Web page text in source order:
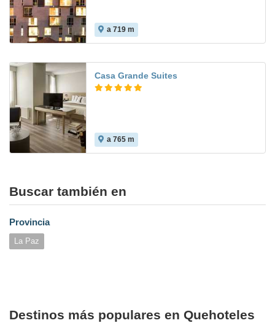
a 719 m
Casa Grande Suites
a 765 m
Buscar también en
Provincia
La Paz
Destinos más populares en Quehoteles